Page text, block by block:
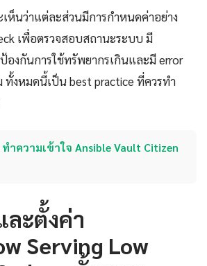
ห็นว่าแต่ละส่วนมีการกำหนดค่าอย่าง
เพื่อตรวจสอบสถานะระบบ มี
องกันการใช้ทรัพยากรเกินและมี error
ทั้งหมดนี้เป็น best practice ที่ควรทำ
ทำความเข้าใจ Ansible Vault Citizen
ละตั้งค่า
Serving Low